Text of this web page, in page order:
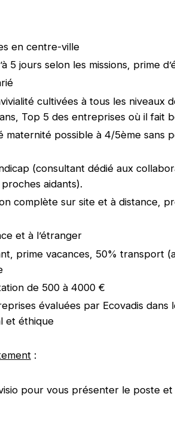
en centre-ville
5 jours selon les missions, prime
cultivées à tous les niveaux
Top 5 des entreprises où il fait
maternité possible à 4/5ème sans
(consultant dédié aux
aidants).
complète sur site et à distance,
et à l’étranger
prime vacances, 50% transport
de 500 à 4000 €
évaluées par Ecovadis dans
et éthique
:
pour vous présenter le poste